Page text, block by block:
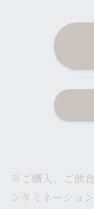
※ご購入、ご飲
ンタミネーショ